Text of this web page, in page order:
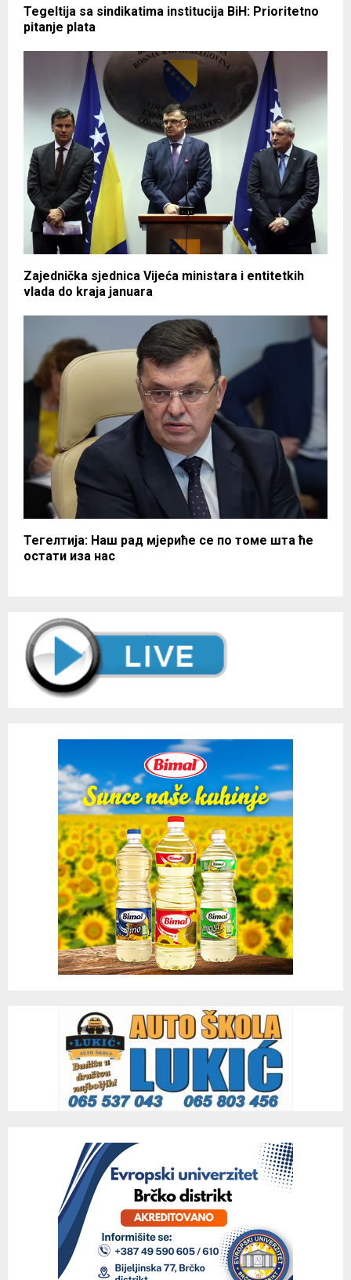
Tegeltija sa sindikatima institucija BiH: Prioritetno
pitanje plata
Zajednička sjednica Vijeća ministara i entitetkih
vlada do kraja januara
Тегелтија: Наш рад мјериће се по томе шта ће
остати иза нас